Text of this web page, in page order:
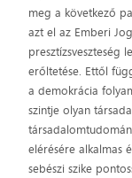
meg a következő
azt el az Emberi
presztízsveszteség
erőltetése. Ettől
a demokrácia
szintje olyan
elérésére alkalmas
sebészi szike